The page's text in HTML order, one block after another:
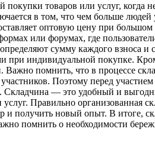
товаров или услуг, когда
в том, что чем больше людей
оптовую цену при
или форумах, где
сумму каждого
индивидуальной покупке.
Важно помнить, что в процессе
Поэтому перед
Складчина — это удобный и
Правильно организованная
новый опыт. В итоге,
помнить о необходимости